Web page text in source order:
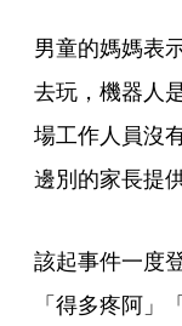
男童的媽媽表
去玩，機器人
場工作人員沒
邊別的家長提
該起事件一度
「得多疼阿」